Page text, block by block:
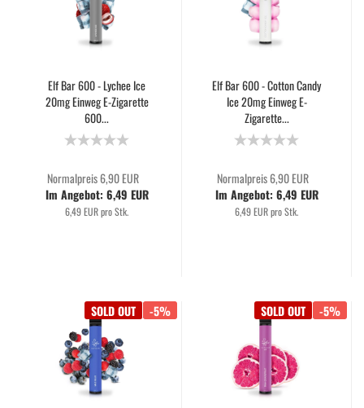
Elf Bar 600 - Lychee Ice
20mg Einweg E-Zigarette
600...
Normalpreis 6,90 EUR
Im Angebot: 6,49 EUR
6,49 EUR pro Stk.
Elf Bar 600 - Cotton Candy
Ice 20mg Einweg E-
Zigarette...
Normalpreis 6,90 EUR
Im Angebot: 6,49 EUR
6,49 EUR pro Stk.
SOLD OUT -5% SOLD OUT -5%